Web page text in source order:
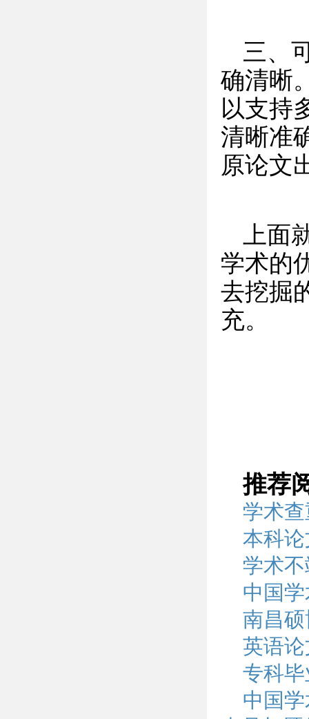
三、
确清晰
以支持
清晰准
原论文
上面
学术的
去挖掘
充。
推荐
学术
本科
学术
中国
南昌
英语
专科
中国